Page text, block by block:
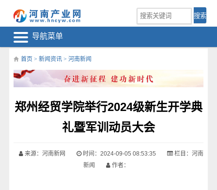
导航菜单
首页 > 新闻资讯 > 河南新闻
郑州经贸学院举行2024级新生开学典
礼暨军训动员大会
来源：河南新网 时间：2024-09-05 08:53:35 栏目： 河南
新闻
作者：